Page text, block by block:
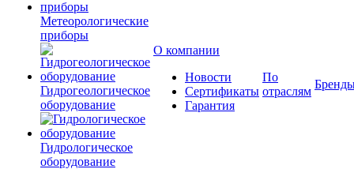
Метеорологические
приборы
Гидрогеологическое
оборудование
Гидрологическое
оборудование
О компании
Новости
Сертификаты
Гарантия
По
отраслям